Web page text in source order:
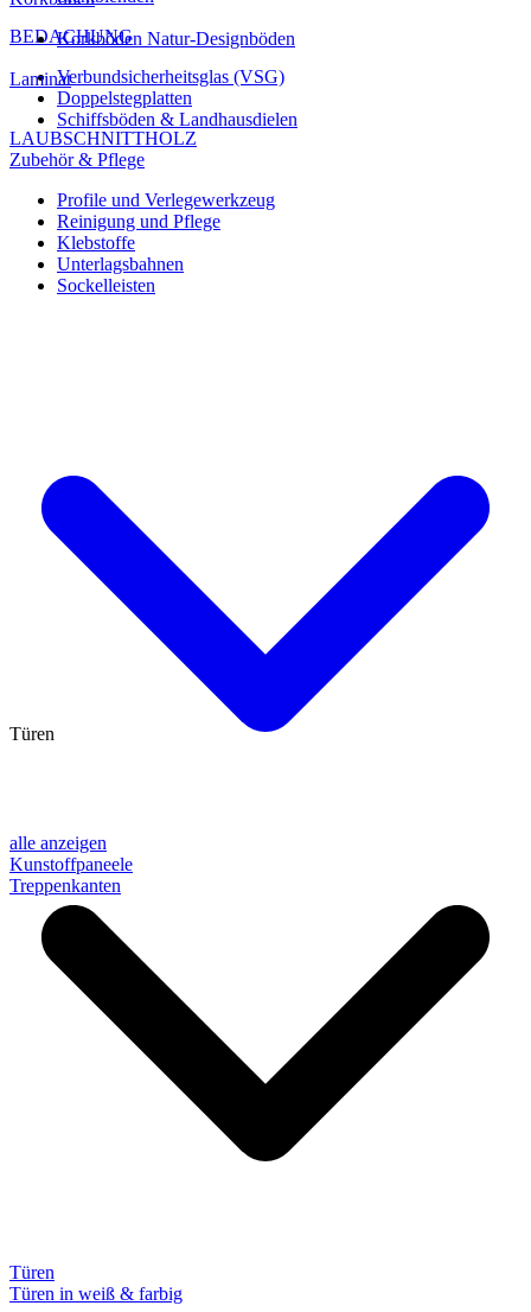
BEDACHUNG
Verbundsicherheitsglas (VSG)
Doppelstegplatten
LAUBSCHNITTHOLZ
Korkböden Natur-Designböden
Laminat
Schiffsböden & Landhausdielen
Zubehör & Pflege
Profile und Verlegewerkzeug
Reinigung und Pflege
Klebstoffe
Unterlagsbahnen
Sockelleisten
alle anzeigen
Kunstoffpaneele
Treppenkanten
Türen
Türen
Türen in weiß & farbig